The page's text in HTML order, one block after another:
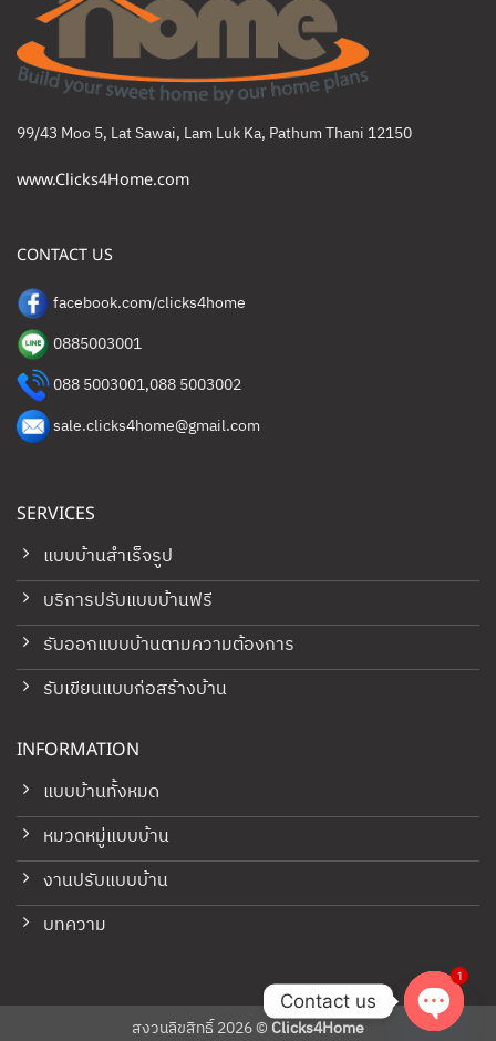
99/43 Moo 5, Lat Sawai, Lam Luk Ka, Pathum Thani 12150
www.Clicks4Home.com
SERVICES
แบบบ้านสำเร็จรูป
บริการปรับแบบบ้านฟรี
รับออกแบบบ้านตามความต้องการ
รับเขียนแบบก่อสร้างบ้าน
INFORMATION
แบบบ้านทั้งหมด
หมวดหมู่แบบบ้าน
งานปรับแบบบ้าน
บทความ
CONTACT US
facebook.com/clicks4home
0885003001
088 5003001,088 5003002
sale.clicks4home@gmail.com
สงวนลิขสิทธิ์ 2026 ©Clicks4Home
Contact us
1